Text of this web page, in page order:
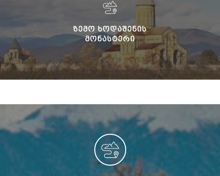
ᲖᲔᲛᲝ ᲮᲝᲓᲐᲨᲔᲜᲘᲡ
ᲛᲝᲜᲐᲡᲢᲔᲠᲘ